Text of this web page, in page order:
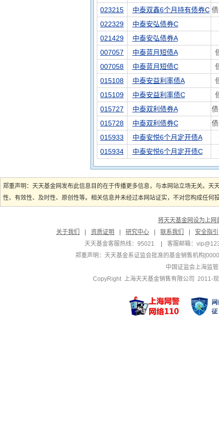
023215
中泰双鑫6个月持有债券C
022329
中泰安弘债券C
021429
中泰安弘债券A
007057
中泰蓝月短债A
007058
中泰蓝月短债C
015108
中泰安益利率债A
015109
中泰安益利率债C
015727
中泰双利债券A
015728
中泰双利债券C
015933
中泰安悦6个月定开债A
015934
中泰安悦6个月定开债C
郑重声明：天天基金网发布此信息目的在于传播更多信息，与本网站立场无关。
性、有效性、及时性、原创性等。相关信息并未经过本网站证实，不对您构成任
将天天基金网设为上网
关于我们
资质证明 研究中心 联系我们
安全指引
天天基金客服热线：95021
客服邮箱：
郑重声明： 天天基金系证监会批准的基金销售机构
中国证监会上海监
CopyRight 上海天天基金销售有限公司 2011-